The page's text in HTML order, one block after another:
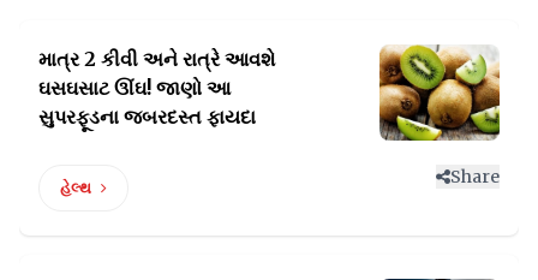
માત્ર 2 કીવી અને રાત્રે આવશે
ઘસઘસાટ ઊંઘ! જાણો આ
સુપરફૂડના જબરદસ્ત ફાયદા
હેલ્થ
Share